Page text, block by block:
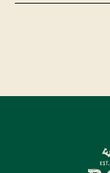
Ons team kan
Het volgende
– In overleg 12-